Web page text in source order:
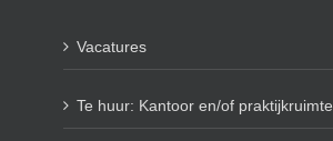
Vacatures
Te huur: Kantoor en/of praktijkruimte